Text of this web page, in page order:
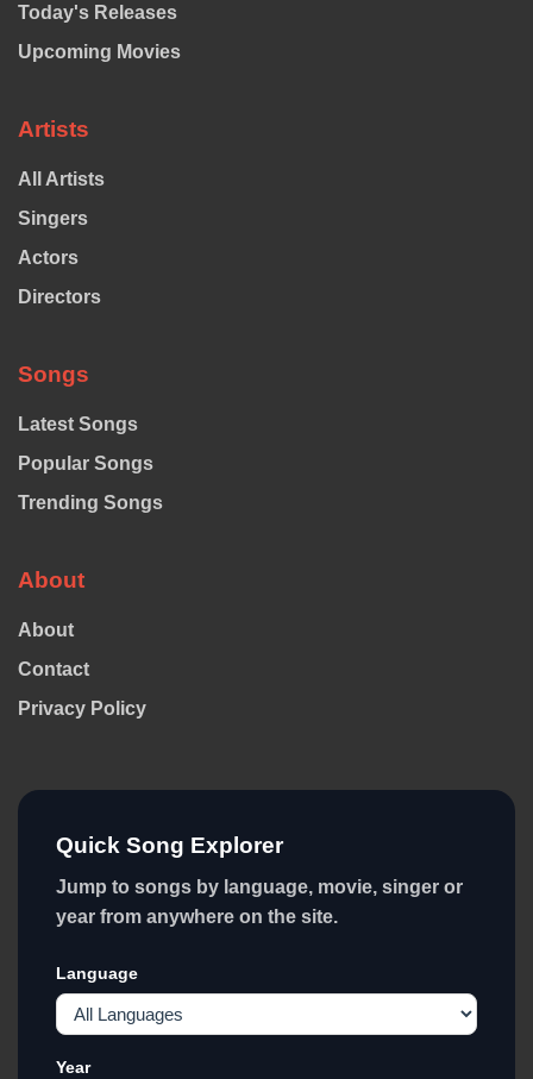
Today's Releases
Upcoming Movies
Artists
All Artists
Singers
Actors
Directors
Songs
Latest Songs
Popular Songs
Trending Songs
About
About
Contact
Privacy Policy
Quick Song Explorer
Jump to songs by language, movie, singer or
year from anywhere on the site.
Language
Year